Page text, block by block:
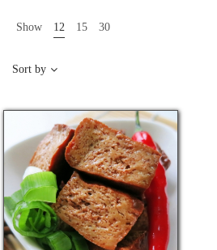
Show 12 15 30
Sort by